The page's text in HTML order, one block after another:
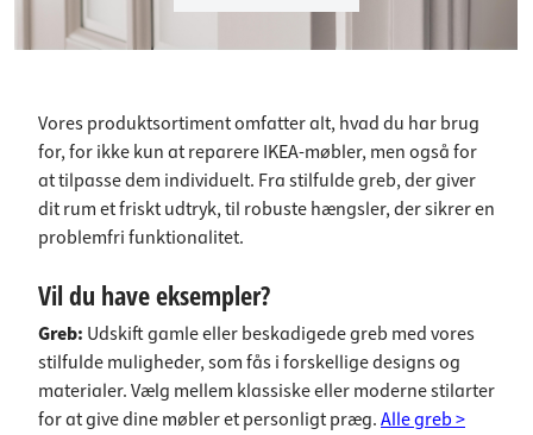
Vores produktsortiment omfatter alt, hvad du har brug
for, for ikke kun at reparere IKEA-møbler, men også for
at tilpasse dem individuelt. Fra stilfulde greb, der giver
dit rum et friskt udtryk, til robuste hængsler, der sikrer en
problemfri funktionalitet.
Vil du have eksempler?
Greb: Udskift gamle eller beskadigede greb med vores
stilfulde muligheder, som fås i forskellige designs og
materialer. Vælg mellem klassiske eller moderne stilarter
for at give dine møbler et personligt præg.Alle greb >